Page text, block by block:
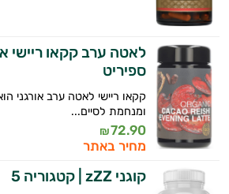
לאטה ערב קקאו ריישי
ספיריט
קקאו ריישי לאטה ערב אורגני
ומנחמת לסיים...
72.90
₪
מחיר באתר
קוגני zZZ | קטגוריה 5